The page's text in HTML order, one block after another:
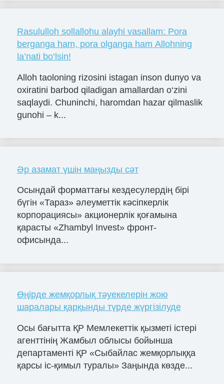
Rasululloh sollallohu alayhi vasallam: Pora
berganga ham, pora olganga ham Allohning
la’nati bo‘lsin!
Alloh taoloning rizosini istagan inson dunyo va
oxiratini barbod qiladigan amallardan o‘zini
saqlaydi. Chuninchi, haromdan hazar qilmaslik
gunohi – k...
Әр азамат үшін маңызды сәт
Осындай форматтағы кездесулердің бірі
бүгін «Тараз» әлеуметтік кәсіпкерлік
корпорациясы» акционерлік қоғамына
қарасты «Zhambyl Invest» фронт-
офисында...
Өңірде жемқорлық тәуекелерін жою
шаралары қарқынды түрде жүргізілуде
Осы бағытта ҚР Мемлекеттік қызметі істері
агенттінің Жамбыл облысы бойынша
департаменті ҚР «Сыбайлас жемқорлыққа
қарсы іс-қимыл туралы» Заңында көзде...